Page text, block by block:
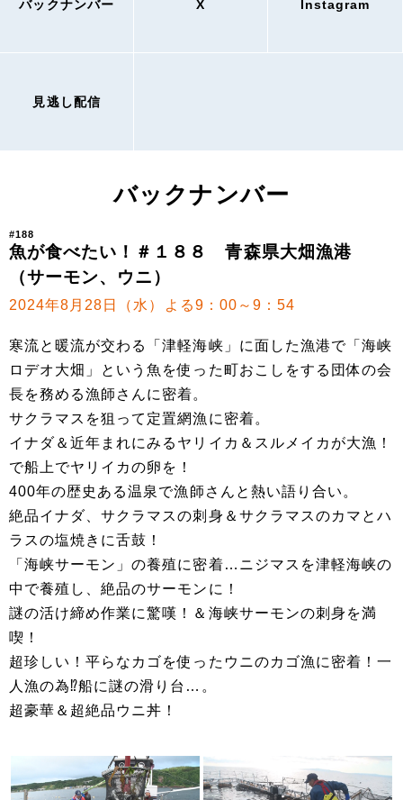
バックナンバー X Instagram
見逃し配信
バックナンバー
#188
魚が食べたい！＃１８８ 青森県大畑漁港
（サーモン、ウニ）
2024年8月28日（水）よる9：00～9：54
寒流と暖流が交わる「津軽海峡」に面した漁港で「海峡
ロデオ大畑」という魚を使った町おこしをする団体の会
長を務める漁師さんに密着。
サクラマスを狙って定置網漁に密着。
イナダ＆近年まれにみるヤリイカ＆スルメイカが大漁！
で船上でヤリイカの卵を！
400年の歴史ある温泉で漁師さんと熱い語り合い。
絶品イナダ、サクラマスの刺身＆サクラマスのカマとハ
ラスの塩焼きに舌鼓！
「海峡サーモン」の養殖に密着…ニジマスを津軽海峡の
中で養殖し、絶品のサーモンに！
謎の活け締め作業に驚嘆！＆海峡サーモンの刺身を満
喫！
超珍しい！平らなカゴを使ったウニのカゴ漁に密着！一
人漁の為⁉船に謎の滑り台…。
超豪華＆超絶品ウニ丼！